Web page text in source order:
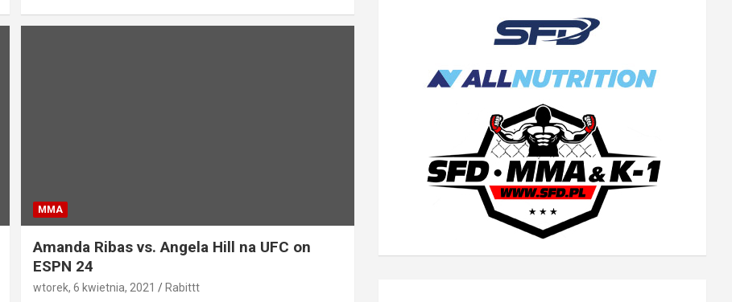
MMA
Amanda Ribas vs. Angela Hill na UFC on
ESPN 24
wtorek, 6 kwietnia, 2021 Rabittt